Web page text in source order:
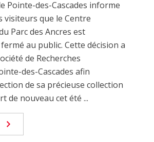
Pointe-des-Cascades informe
visiteurs que le Centre
Parc des Ancres est
au public. Cette décision a
de Recherches
des-Cascades afin
de sa précieuse collection
de nouveau cet été ...